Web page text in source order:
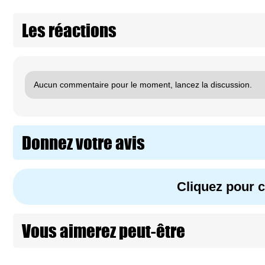
Les réactions
Aucun commentaire pour le moment, lancez la discussion.
Donnez votre avis
Cliquez pour
Vous aimerez peut-être